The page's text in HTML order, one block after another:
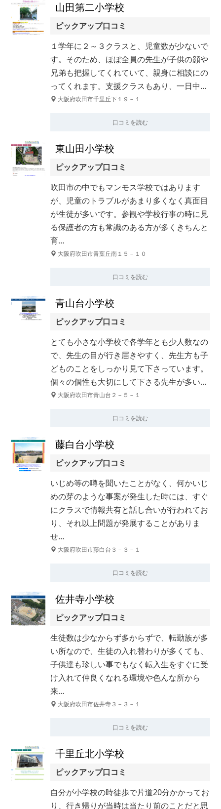
山田第二小学校
ピックアップ口コミ
１学年に２～３クラスと、児童数が少ないで
す。そのため、ほぼ全員の先生が子供の顔や
兄弟も把握してくれていて、親身に相談にの
ってくれます。支援クラスもあり、一日中…
大阪府吹田市千里丘下１９－１
口コミを読む
東山田小学校
ピックアップ口コミ
吹田市の中でもマンモス学校ではあります
が、児童のトラブルがあまり多くなく真面目
が生徒が多いです。参観や学校行事の時に見
る保護者の方も常識のある方が多くきちんと
育…
大阪府吹田市青葉丘南１５－１０
口コミを読む
青山台小学校
ピックアップ口コミ
とても小さな小学校で各学年とも少人数なの
で、先生の目が行き届きやすく、先生方も子
どものことをしっかり見て下さっています。
個々の個性も大切にして下さる先生が多い…
大阪府吹田市青山台２－５－１
口コミを読む
藤白台小学校
ピックアップ口コミ
いじめ等の噂を聞いたことがなく、何かいじ
めの芽のような事案が発生した時には、すぐ
にクラスで情報共有と話し合いが行われてお
り、それ以上問題が発展することがありま
せ…
大阪府吹田市藤白台３－３－１
口コミを読む
佐井寺小学校
ピックアップ口コミ
生徒数は少なからず多からずで、転勤族が多
い所なので、生徒の入れ替わりが多くても、
子供達も珍しい事でもなく転入生をすぐに受
け入れて仲良くなれる環境や色んな所から
来…
大阪府吹田市佐井寺３－３－１
口コミを読む
千里丘北小学校
ピックアップ口コミ
自分が小学校の時徒歩で片道20分かかってお
り、行き帰りが当時は当たり前のことだと思